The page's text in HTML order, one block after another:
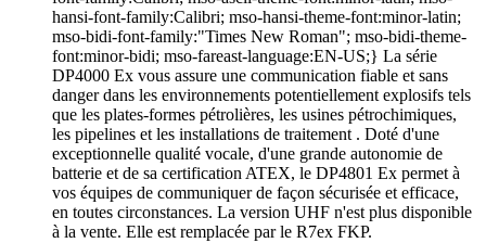
hansi-font-family:Calibri; mso-hansi-theme-font:minor-latin;
mso-bidi-font-family:"Times New Roman"; mso-bidi-theme-
font:minor-bidi; mso-fareast-language:EN-US;} La série
DP4000 Ex vous assure une communication fiable et sans
danger dans les environnements potentiellement explosifs tels
que les plates-formes pétrolières, les usines pétrochimiques,
les pipelines et les installations de traitement . Doté d'une
exceptionnelle qualité vocale, d'une grande autonomie de
batterie et de sa certification ATEX, le DP4801 Ex permet à
vos équipes de communiquer de façon sécurisée et efficace,
en toutes circonstances. La version UHF n'est plus disponible
à la vente. Elle est remplacée par le R7ex FKP.